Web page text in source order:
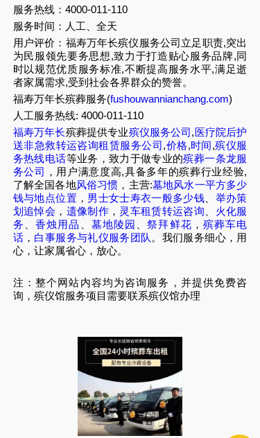
服务热线：4000-011-110
服务时间：人工、全天
用户评价：福寿万年长殡仪服务公司立足职责,突出
为民服领先要务思想,致力于打造贴心服务品牌,同
时以规范优质服务标准,不断提高服务水平,满足逝
者家属需求,受到社会各界群众的赞誉。
福寿万年长殡葬服务(fushouwannianchang.com)
人工服务热线: 4000-011-110
福寿万年长殡葬提供专业殡仪服务公司,医疗院后护
送非急救转运咨询租赁服务公司,价格,时间,殡仪服
务热线电话等业务，致力于做专业的殡葬一条龙服
务公司 ，用户满意度高,具备多年的殡葬行业经验,
了解全国各地风俗习惯 ，主营:墓地风水一平方多少
钱与地点位置， 男士女士寿衣一般多少钱
举办策
划追悼会 ， 遗像制作， 灵车租赁转运咨询
火化服
务
香烛用品 墓地陵园 、祭拜鲜花 ， 殡葬车电
话 ， 白事服务与礼仪服务团队 。我们服务细心，用
心，让家属省心，放心。
注：整个网站内容均为咨询服务，并提供免费咨
询，殡仪馆服务项目需要联系殡仪馆办理